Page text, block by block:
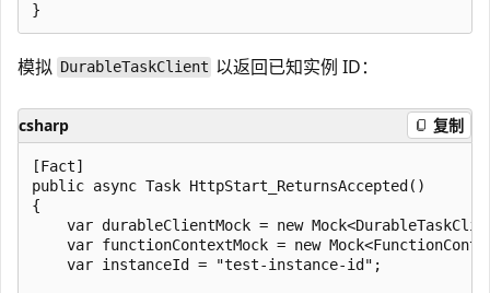
模拟 DurableTaskClient 以返回已知实例 ID：
csharp 复制
[Fact]
public async Task HttpStart_ReturnsAccepted()
{
var durableClientMock = new
var functionContextMock = new
    var instanceId = "test-instance-id";